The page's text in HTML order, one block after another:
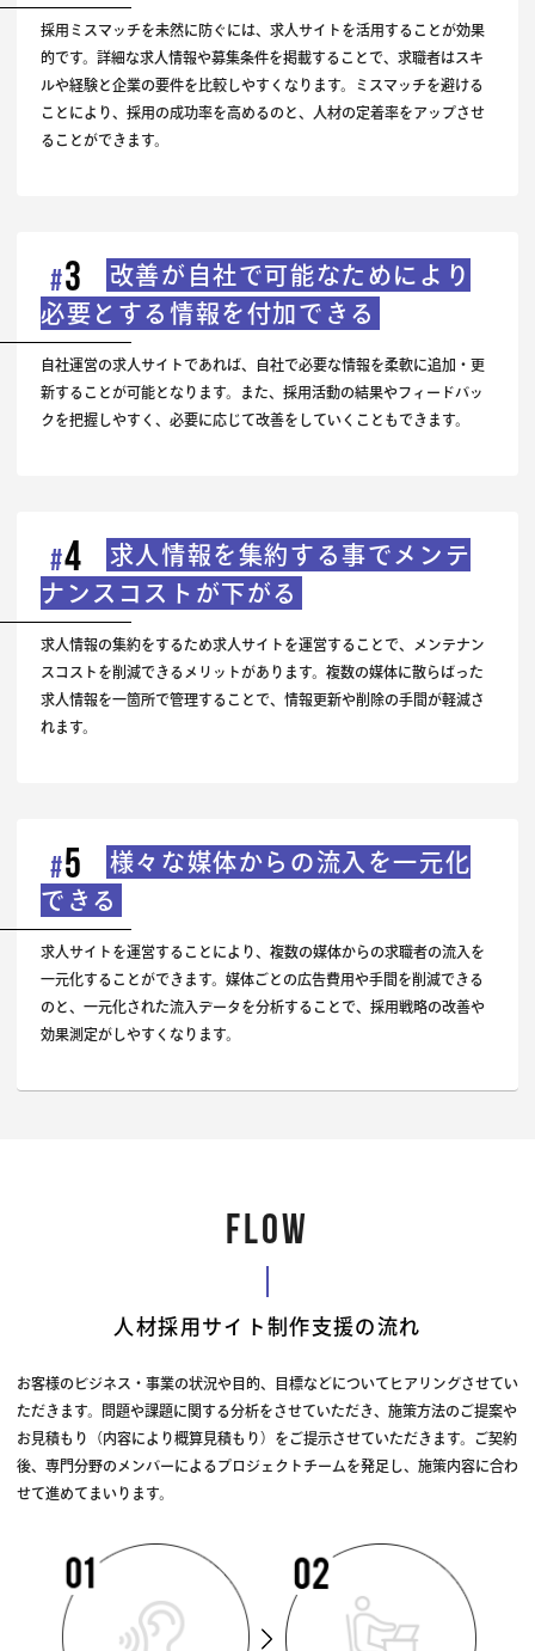
採用ミスマッチを未然に防ぐには、求人サイトを活用することが効果
的です。詳細な求人情報や募集条件を掲載することで、求職者はスキ
ルや経験と企業の要件を比較しやすくなります。ミスマッチを避ける
ことにより、採用の成功率を高めるのと、人材の定着率をアップさせ
ることができます。
#3
改善が自社で可能なためにより
必要とする情報を付加できる
自社運営の求人サイトであれば、自社で必要な情報を柔軟に追加・更
新することが可能となります。また、採用活動の結果やフィードバッ
クを把握しやすく、必要に応じて改善をしていくこともできます。
#4
求人情報を集約する事でメンテ
ナンスコストが下がる
求人情報の集約をするため求人サイトを運営することで、メンテナン
スコストを削減できるメリットがあります。複数の媒体に散らばった
求人情報を一箇所で管理することで、情報更新や削除の手間が軽減さ
れます。
#5
様々な媒体からの流入を一元化
できる
求人サイトを運営することにより、複数の媒体からの求職者の流入を
一元化することができます。媒体ごとの広告費用や手間を削減できる
のと、一元化された流入データを分析することで、採用戦略の改善や
効果測定がしやすくなります。
FLOW
人材採用サイト制作支援の流れ
お客様のビジネス・事業の状況や目的、目標などについてヒアリングさせてい
ただきます。問題や課題に関する分析をさせていただき、施策方法のご提案や
お見積もり（内容により概算見積もり）をご提示させていただきます。ご契約
後、専門分野のメンバーによるプロジェクトチームを発足し、施策内容に合わ
せて進めてまいります。